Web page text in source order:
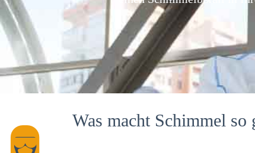
Was macht Schimmel so